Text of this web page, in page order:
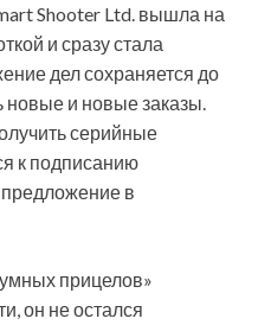
Shooter Ltd. вышла на
и сразу стала
дел сохраняется до
новые и новые заказы.
серийные
к подписанию
предложение в
прицелов»
он не остался